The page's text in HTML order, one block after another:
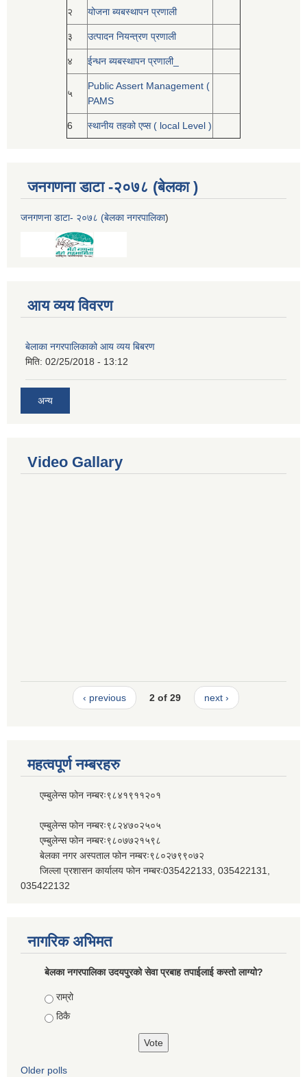
२ योजना ब्यबस्थापन प्रणाली
३ उत्पादन नियन्त्रण प्रणाली
४ ईन्धन ब्यबस्थापन प्रणाली_
५
Public Assert Management (
PAMS
6 स्थानीय तहको एप्स ( local Level )
जनगणना डाटा -२०७८ (बेलका )
जनगणना डाटा- २०७८ (बेलका नगरपालिका)
आय व्यय विवरण
बेलाका नगरपालिकाको आय व्यय बिबरण
मिति: 02/25/2018 - 13:12
अन्य
Video Gallary
‹ previous 2 of 29 next ›
महत्वपूर्ण नम्बरहरु
एम्बुलेन्स फोन नम्बरः९८४१९११२०१
एम्बुलेन्स फोन नम्बरः९८२४७०२५०५
एम्बुलेन्स फोन नम्बरः९८०७७२१५९८
बेलका नगर अस्पताल फोन नम्बरः९८०२७९९०७२
जिल्ला प्रशासन कार्यालय फोन नम्बरः035422133, 035422131,
035422132
नागरिक अभिमत
बेलका नगरपालिका उदयपुरको सेवा प्रबाह तपाईलाई कस्तो लाग्यो?
Choices
राम्रो
ठिकै
Older polls